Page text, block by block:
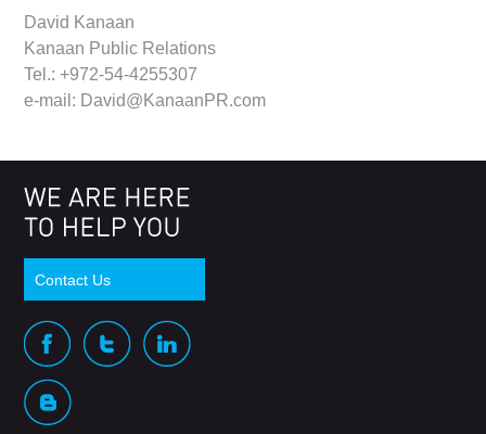
David Kanaan
Kanaan Public Relations
Tel.: +972-54-4255307
e-mail: David@KanaanPR.com
Contact Us